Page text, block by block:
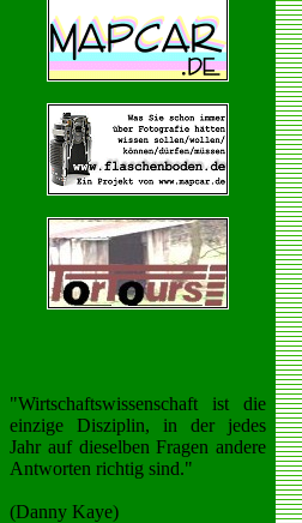
"Wirtschaftswissenschaft ist die
einzige Disziplin, in der jedes
Jahr auf dieselben Fragen andere
Antworten richtig sind."
(Danny Kaye)